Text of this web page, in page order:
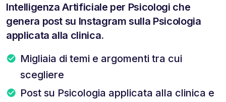
Intelligenza Artificiale per Psicologi che
genera post su Instagram sulla Psicologia
applicata alla clinica.
Migliaia di temi e argomenti tra cui
scegliere
Post su Psicologia applicata alla clinica e